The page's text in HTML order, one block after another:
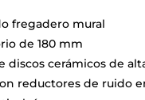
fregadero mural
de 180 mm
discos cerámicos de
reductores de ruido